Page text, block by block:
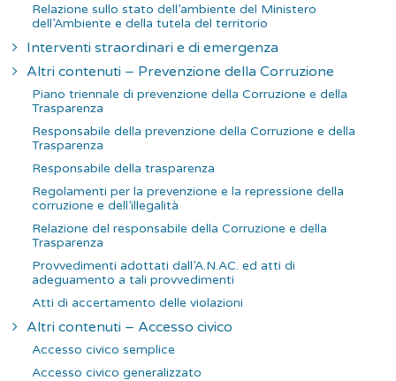
Relazione sullo stato dell’ambiente del Ministero
dell’Ambiente e della tutela del territorio
Interventi straordinari e di emergenza
Altri contenuti – Prevenzione della Corruzione
Piano triennale di prevenzione della Corruzione e della
Trasparenza
Responsabile della prevenzione della Corruzione e della
Trasparenza
Responsabile della trasparenza
Regolamenti per la prevenzione e la repressione della
corruzione e dell’illegalità
Relazione del responsabile della Corruzione e della
Trasparenza
Provvedimenti adottati dall’A.N.AC. ed atti di
adeguamento a tali provvedimenti
Atti di accertamento delle violazioni
Altri contenuti – Accesso civico
Accesso civico semplice
Accesso civico generalizzato